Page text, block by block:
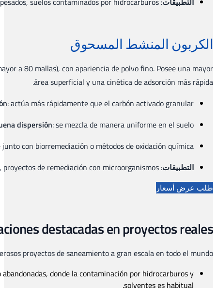
El carbón activado en polvo tiene un tamaño de partícula
Apto para
Antiguas zonas industriales:Tratamiento de suelos en